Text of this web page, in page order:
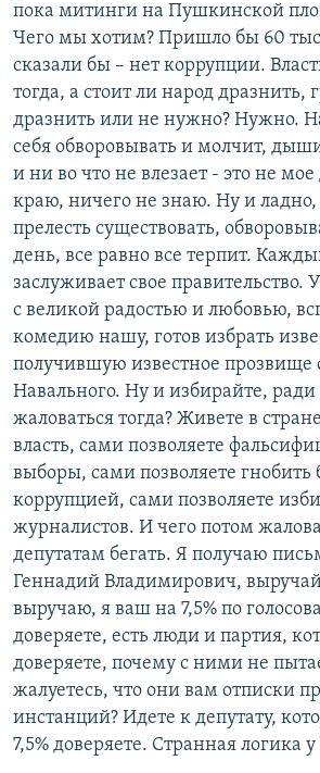
пока митинги на Пушкинской
Чего мы хотим? Пришло бы 60
сказали бы – нет коррупции.
тогда, а стоит ли народ дразнить,
дразнить или не нужно? Нужно.
себя обворовывать и молчит,
и ни во что не влезает - это не мое
краю, ничего не знаю. Ну и
прелесть существовать,
день, все равно все терпит.
заслуживает свое правительство.
с великой радостью и любовью,
комедию нашу, готов избрать
получившую известное прозвище
Навального. Ну и избирайте, ради
жаловаться тогда? Живете в
власть, сами позволяете
выборы, сами позволяете гнобить
коррупцией, сами позволяете
журналистов. И чего потом
депутатам бегать. Я получаю
Геннадий Владимирович,
выручаю, я ваш на 7,5% по
доверяете, есть люди и партия,
доверяете, почему с ними не
жалуетесь, что они вам отписки
инстанций? Идете к депутату,
7,5% доверяете. Странная логика